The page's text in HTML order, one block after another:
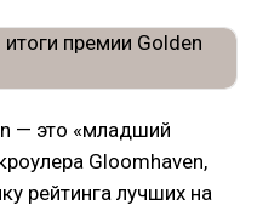
— это «младший
Gloomhaven,
рейтинга лучших на